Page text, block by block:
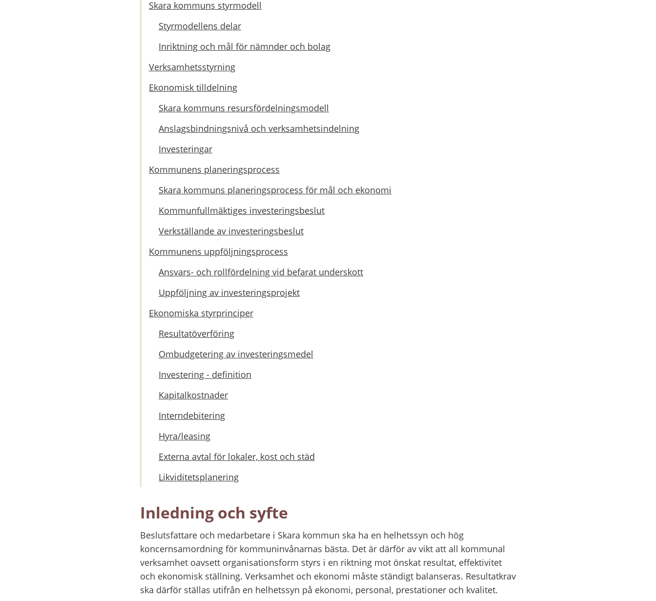
Skara kommuns styrmodell
Styrmodellens delar
Inriktning och mål för nämnder och bolag
Verksamhetsstyrning
Ekonomisk tilldelning
Skara kommuns resursfördelningsmodell
Anslagsbindningsnivå och verksamhetsindelning
Investeringar
Kommunens planeringsprocess
Skara kommuns planeringsprocess för mål och ekonomi
Kommunfullmäktiges investeringsbeslut
Verkställande av investeringsbeslut
Kommunens uppföljningsprocess
Ansvars- och rollfördelning vid befarat underskott
Uppföljning av investeringsprojekt
Ekonomiska styrprinciper
Resultatöverföring
Ombudgetering av investeringsmedel
Investering - definition
Kapitalkostnader
Interndebitering
Hyra/leasing
Externa avtal för lokaler, kost och städ
Likviditetsplanering
Inledning och syfte
Beslutsfattare och medarbetare i Skara kommun ska ha en helhetssyn och hög
koncernsamordning för kommuninvånarnas bästa. Det är därför av vikt att all kommunal
verksamhet oavsett organisationsform styrs i en riktning mot önskat resultat, effektivitet
och ekonomisk ställning. Verksamhet och ekonomi måste ständigt balanseras. Resultatkrav
ska därför ställas utifrån en helhetssyn på ekonomi, personal, prestationer och kvalitet.